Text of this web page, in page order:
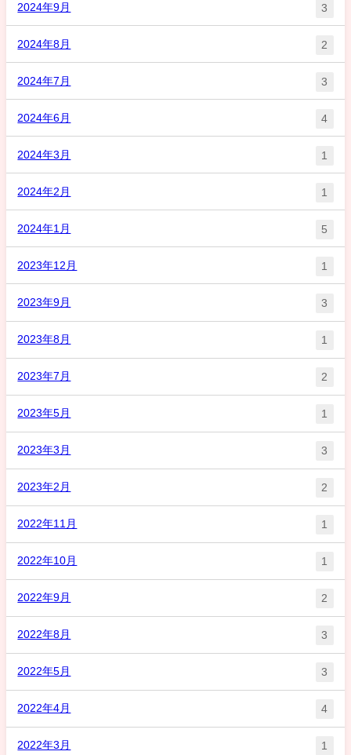
2024年9月 3
2024年8月 2
2024年7月 3
2024年6月 4
2024年3月 1
2024年2月 1
2024年1月 5
2023年12月 1
2023年9月 3
2023年8月 1
2023年7月 2
2023年5月 1
2023年3月 3
2023年2月 2
2022年11月 1
2022年10月 1
2022年9月 2
2022年8月 3
2022年5月 3
2022年4月 4
2022年3月 1